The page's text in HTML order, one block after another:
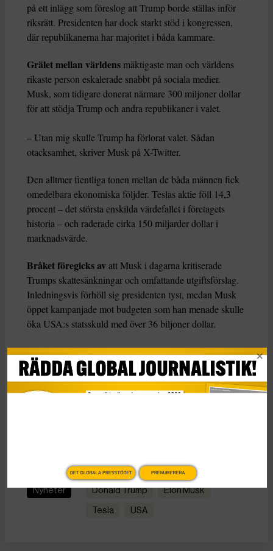
på ett inlägg som föreslog att Trump borde ställas inför
riksrätt. Presidenten har dock starkt stöd i kongressen,
där republikanerna har majoritet i båda kammare.
Grälet mellan världens mäktigaste man och världens
rikaste person eskalerade snabbt på sociala medier.
Musk, som tidigare donerat närmare 300 miljoner dollar
för att stödja Trump och andra republikaner i valet.
– Utan mig skulle Trump ha förlorat valet. Sådan
otacksamhet, skriver Musk på X-Twitter.
Den alltmer fientliga tonen mellan de båda männen fick
omedelbara ekonomiska följder. Teslas aktie föll 14,3
procent – det största enskilda värdefallet i företagets
historia – och raderade cirka 150 miljarder dollar i
marknadsvärde.
Bråket föregicks avatt Musk i dagarna kritiserade
Trumps skattesänkningar och omfattande utgiftsförslag.
Inledningsvis förhöll sig presidenten tyst, medan Musk
öppet kampanjade mot budgeten som han menade skulle
öka USA:s statsskuld med över 36 biljoner dollar.
Efter Trumps utspel på torsdagen lade Musk upp en
opinionsundersökning till sina 220 miljoner följare på X-
Twitter, där han frågade:
Nyheter
TAGGAR
Donald Trump Elon Musk
Tesla USA
DET GLOBALA PRESSTÖDET PRENUMERERA